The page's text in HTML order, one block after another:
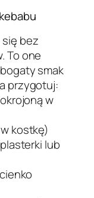
bez
To one
smak
przygotuj:
w
kostkę)
lub